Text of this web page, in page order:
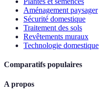
Aménagement paysager
Sécurité domestique
Traitement des sols
Revêtements muraux
Technologie domestique
Comparatifs populaires
A propos